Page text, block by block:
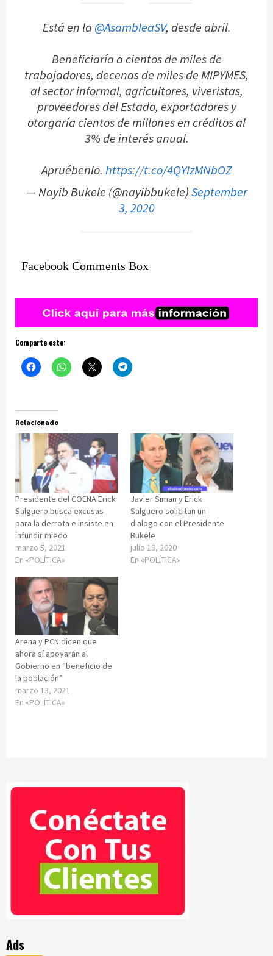
Está en la @AsambleaSV, desde abril.
Beneficiaría a cientos de miles de
trabajadores, decenas de miles de MIPYMES,
al sector informal, agricultores, viveristas,
proveedores del Estado, exportadores y
otorgaría cientos de millones en créditos al
3% de interés anual.
Apruébenlo. https://t.co/4QYIzMNbOZ
— Nayib Bukele (@nayibbukele)September
3, 2020
Facebook Comments Box
Comparte esto:
Relacionado
Presidente del COENA Erick
Salguero busca excusas
para la derrota e insiste en
infundir miedo
marzo 5, 2021
En «POLÍTICA»
Javier Siman y Erick
Salguero solicitan un
dialogo con el Presidente
Bukele
julio 19, 2020
En «POLÍTICA»
Arena y PCN dicen que
ahora sí apoyarán al
Gobierno en “beneficio de
la población”
marzo 13, 2021
En «POLÍTICA»
Ads